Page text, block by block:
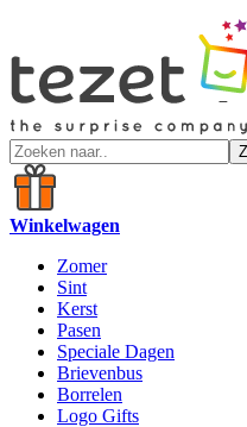
Winkelwagen
Zomer
Sint
Kerst
Pasen
Speciale Dagen
Brievenbus
Borrelen
Logo Gifts